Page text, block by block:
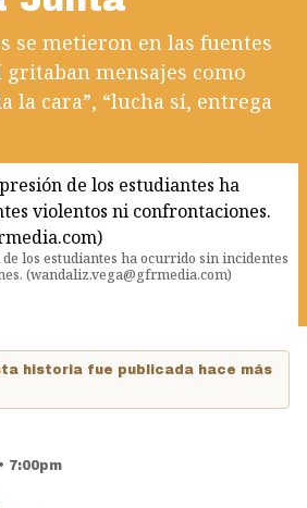
se metieron en las fuentes
mensajes como
la cara”, “lucha sí, entrega
los estudiantes ha ocurrido sin incidentes
(wandaliz.vega@gfrmedia.com)
historia fue publicada hace más
7:00pm